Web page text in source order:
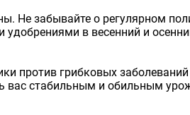
Не забывайте о регулярном
в весенний и
против грибковых
вас стабильным и обильным